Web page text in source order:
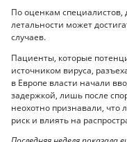
По оценкам
летальности может
случаев.
Пациенты, которые
источником вируса,
в Европе власти начали
задержкой, лишь после
неохотно признавали, что
риск и влиять на